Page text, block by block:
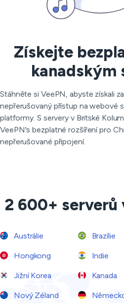
Získejte
kanadským
Stáhněte si VeePN, abyste získali
nepřerušovaný přístup na webové
platformy. S servery v Britské
VeePN's bezplatné rozšíření pro
nepřerušované připojení.
2 600+ serverů
Austrálie Brazílie
Hongkong Indie
Jižní Korea Kanada
Nový Zéland